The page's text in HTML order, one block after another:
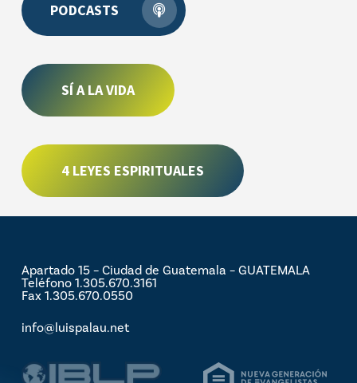
PODCASTS
SÍ A LA VIDA
4 LEYES ESPIRITUALES
Apartado 15 – Ciudad de Guatemala – GUATEMALA
Teléfono 1.305.670.3161
Fax 1.305.670.0550
info@luispalau.net